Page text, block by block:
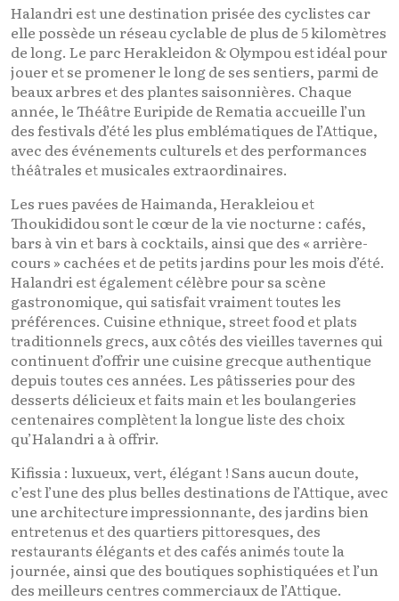
Halandri est une destination prisée des cyclistes car
elle possède un réseau cyclable de plus de 5 kilomètres
de long. Le parc Herakleidon & Olympou est idéal pour
jouer et se promener le long de ses sentiers, parmi de
beaux arbres et des plantes saisonnières. Chaque
année, le Théâtre Euripide de Rematia accueille l’un
des festivals d’été les plus emblématiques de l’Attique,
avec des événements culturels et des performances
théâtrales et musicales extraordinaires.
Les rues pavées de Haimanda, Herakleiou et
Thoukididou sont le cœur de la vie nocturne : cafés,
bars à vin et bars à cocktails, ainsi que des « arrière-
cours » cachées et de petits jardins pour les mois d’été.
Halandri est également célèbre pour sa scène
gastronomique, qui satisfait vraiment toutes les
préférences. Cuisine ethnique, street food et plats
traditionnels grecs, aux côtés des vieilles tavernes qui
continuent d’offrir une cuisine grecque authentique
depuis toutes ces années. Les pâtisseries pour des
desserts délicieux et faits main et les boulangeries
centenaires complètent la longue liste des choix
qu’Halandri a à offrir.
Kifissia : luxueux, vert, élégant ! Sans aucun doute,
c’est l’une des plus belles destinations de l’Attique, avec
une architecture impressionnante, des jardins bien
entretenus et des quartiers pittoresques, des
restaurants élégants et des cafés animés toute la
journée, ainsi que des boutiques sophistiquées et l’un
des meilleurs centres commerciaux de l’Attique.